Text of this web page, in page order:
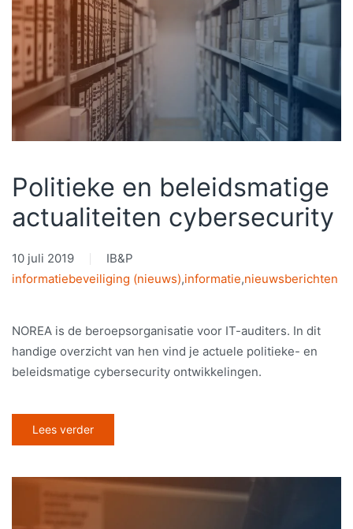
Politieke en beleidsmatige
actualiteiten cybersecurity
10 juli 2019
IB&P
informatiebeveiliging (nieuws),informatie,nieuwsberichten
NOREA is de beroepsorganisatie voor IT-auditers. In dit
handige overzicht van hen vind je actuele politieke- en
beleidsmatige cybersecurity ontwikkelingen.
Lees verder